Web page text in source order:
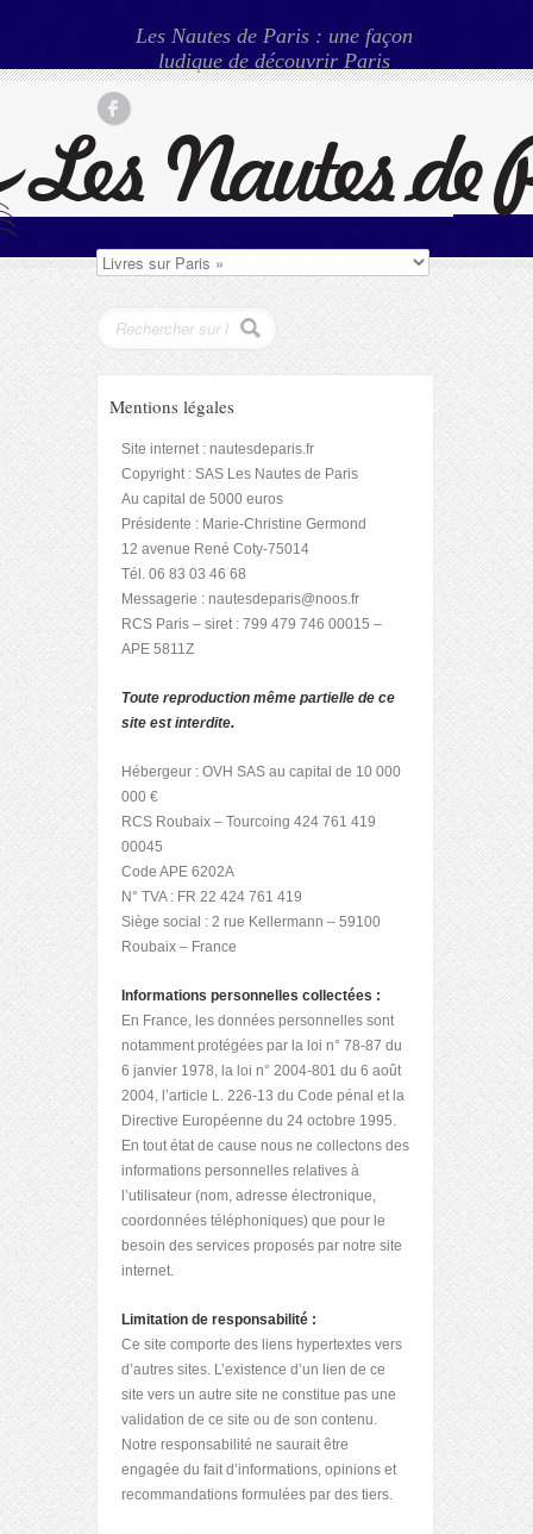
Les Nautes de Paris : une façon
ludique de découvrir Paris
Mentions légales
Site internet : nautesdeparis.fr
Copyright : SAS Les Nautes de Paris
Au capital de 5000 euros
Présidente : Marie-Christine Germond
12 avenue René Coty-75014
Tél. 06 83 03 46 68
Messagerie : nautesdeparis@noos.fr
RCS Paris – siret : 799 479 746 00015 –
APE 5811Z
Toute reproduction même partielle de ce
site est interdite.
Hébergeur : OVH SAS au capital de 10 000
000 €
RCS Roubaix – Tourcoing 424 761 419
00045
Code APE 6202A
N° TVA : FR 22 424 761 419
Siège social : 2 rue Kellermann – 59100
Roubaix – France
Informations personnelles collectées :
En France, les données personnelles sont
notamment protégées par la loi n° 78-87 du
6 janvier 1978, la loi n° 2004-801 du 6 août
2004, l’article L. 226-13 du Code pénal et la
Directive Européenne du 24 octobre 1995.
En tout état de cause nous ne collectons des
informations personnelles relatives à
l’utilisateur (nom, adresse électronique,
coordonnées téléphoniques) que pour le
besoin des services proposés par notre site
internet.
Limitation de responsabilité :
Ce site comporte des liens hypertextes vers
d’autres sites. L’existence d’un lien de ce
site vers un autre site ne constitue pas une
validation de ce site ou de son contenu.
Notre responsabilité ne saurait être
engagée du fait d’informations, opinions et
recommandations formulées par des tiers.